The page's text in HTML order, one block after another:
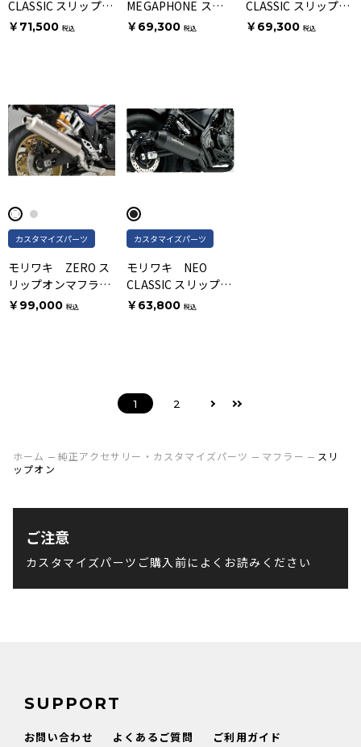
CLASSIC スリップオ
ンマフラー ブラック
￥71,500 税込
MEGAPHONE スリ
ップオンマフラー
￥69,300 税込
CLASSIC スリップオ
ンマフラー ステンレ
￥69,300 税込
カスタマイズパーツ
モリワキ ZERO ス
リップオンマフラー
ホワイトチタン
￥99,000 税込
カスタマイズパーツ
モリワキ NEO
CLASSIC スリップオ
ンマフラー ブラック
￥63,800 税込
1 2
ホーム 純正アクセサリー・カスタマイズパーツ マフラー
スリ
ップオン
ご注意
カスタマイズパーツご購入前によくお読みください
SUPPORT
お問い合わせ よくあるご質問
ご利用ガイド